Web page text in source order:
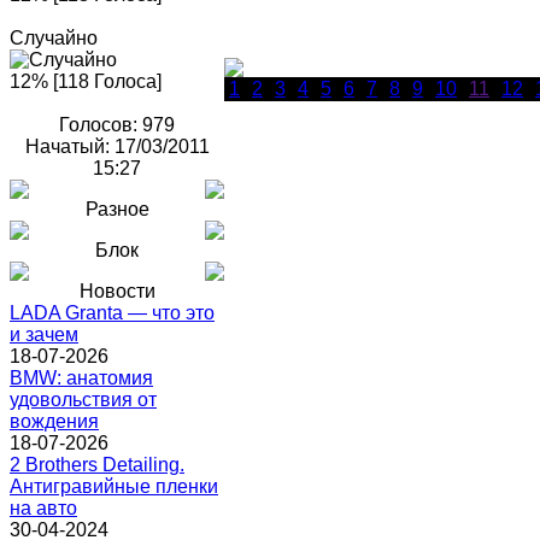
Случайно
12% [118 Голоса]
Голосов: 979
Начатый: 17/03/2011
15:27
Разное
Блок
Новости
LADA Granta — что это
и зачем
18-07-2026
BMW: анатомия
удовольствия от
вождения
18-07-2026
2 Brothers Detailing.
Антигравийные пленки
на авто
30-04-2024
1 2 3 4 5 6 7 8 9 10 11 12